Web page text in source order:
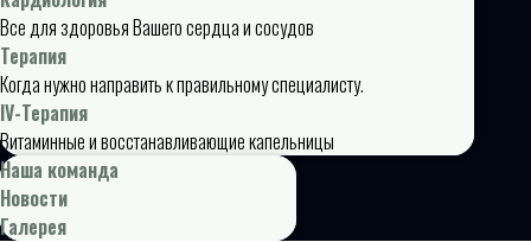
Все для здоровья Вашего сердца и сосудов
Терапия
Когда нужно направить к правильному специалисту.
IV-Терапия
Витаминные и восстанавливающие капельницы
Наша команда
Новости
Галерея